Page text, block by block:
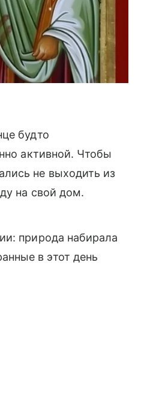
будто
активной. Чтобы
не выходить из
на свой дом.
природа набирала
в этот день